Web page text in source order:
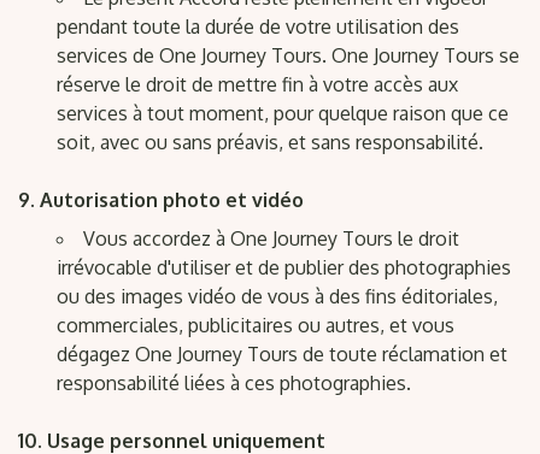
pendant toute la durée de votre utilisation des
services de One Journey Tours. One Journey Tours se
réserve le droit de mettre fin à votre accès aux
services à tout moment, pour quelque raison que ce
soit, avec ou sans préavis, et sans responsabilité.
Autorisation photo et vidéo
Vous accordez à One Journey Tours le droit
irrévocable d'utiliser et de publier des photographies
ou des images vidéo de vous à des fins éditoriales,
commerciales, publicitaires ou autres, et vous
dégagez One Journey Tours de toute réclamation et
responsabilité liées à ces photographies.
Usage personnel uniquement